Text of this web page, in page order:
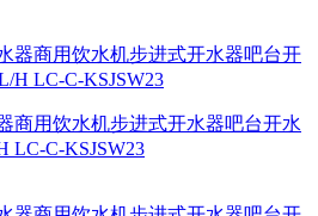
商用饮水机步进式开水器吧台开水
LC-C-KSJSW23